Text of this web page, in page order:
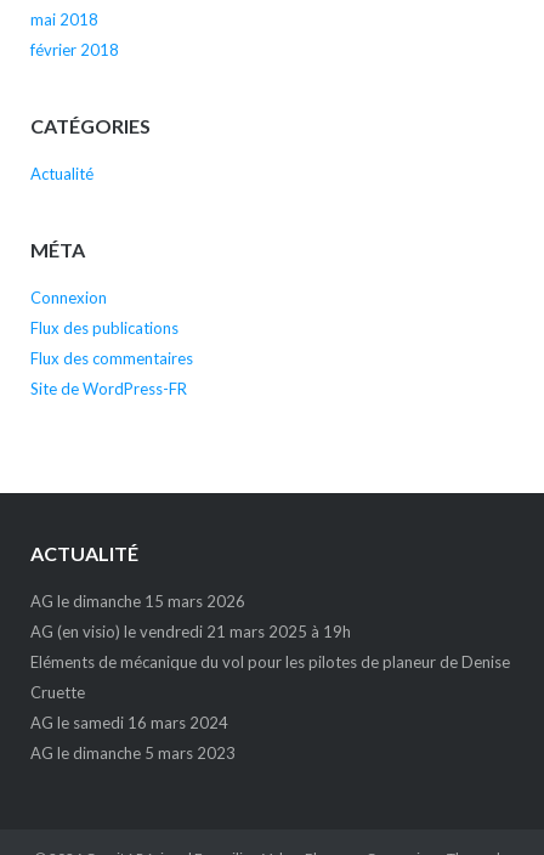
mai 2018
février 2018
CATÉGORIES
Actualité
MÉTA
Connexion
Flux des publications
Flux des commentaires
Site de WordPress-FR
ACTUALITÉ
AG le dimanche 15 mars 2026
AG (en visio) le vendredi 21 mars 2025 à 19h
Eléments de mécanique du vol pour les pilotes de planeur de Denise
Cruette
AG le samedi 16 mars 2024
AG le dimanche 5 mars 2023